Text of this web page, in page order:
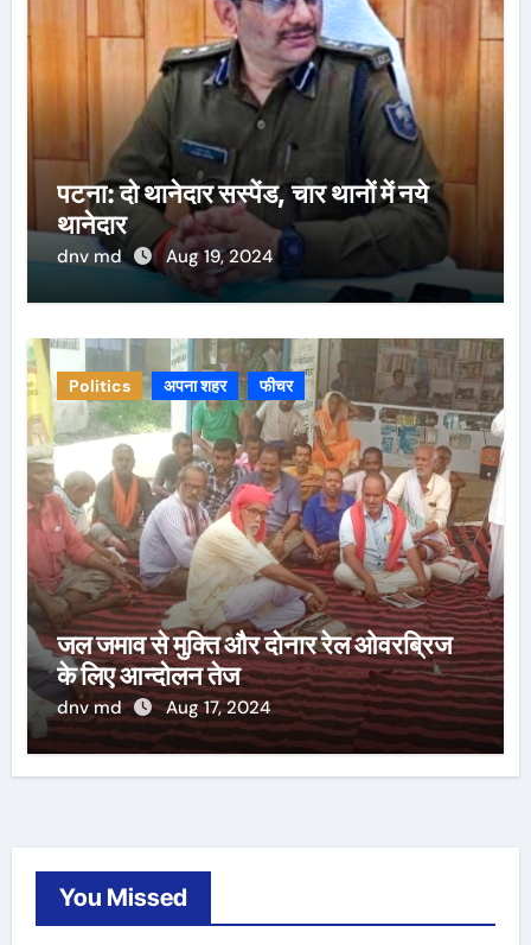
पटना: दो थानेदार सस्पेंड, चार थानों में नये
थानेदार
dnv md Aug 19, 2024
Politics अपना शहर फीचर
जल जमाव से मुक्ति और दोनार रेल ओवरब्रिज
के लिए आन्दोलन तेज
dnv md Aug 17, 2024
You Missed